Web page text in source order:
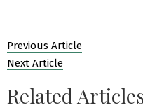
Previous Article
Next Article
Related